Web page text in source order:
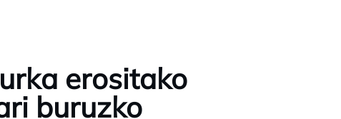
erositako
buruzko